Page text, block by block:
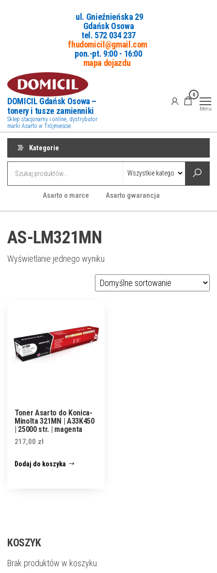
ul. Gnieźnieńska 29
Gdańsk Osowa
tel. 572 034 237
fhudomicil@gmail.com
pon.-pt. 9:00 - 16:00
mapa dojazdu
DOMICIL Gdańsk Osowa –
tonery i tusze zamienniki
Sklep stacjonarny i online, dystrybutor
marki Asarto w Trójmieście.
0
Menu
Kategorie
Asarto o marce Asarto gwarancja
AS-LM321MN
Wyświetlanie jednego wyniku
Toner Asarto do Konica-
Minolta 321MN | A33K450
| 25000 str. | magenta
217,00 zł
Dodaj do koszyka
KOSZYK
Brak produktów w koszyku.